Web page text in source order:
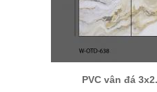
PVC vân đá